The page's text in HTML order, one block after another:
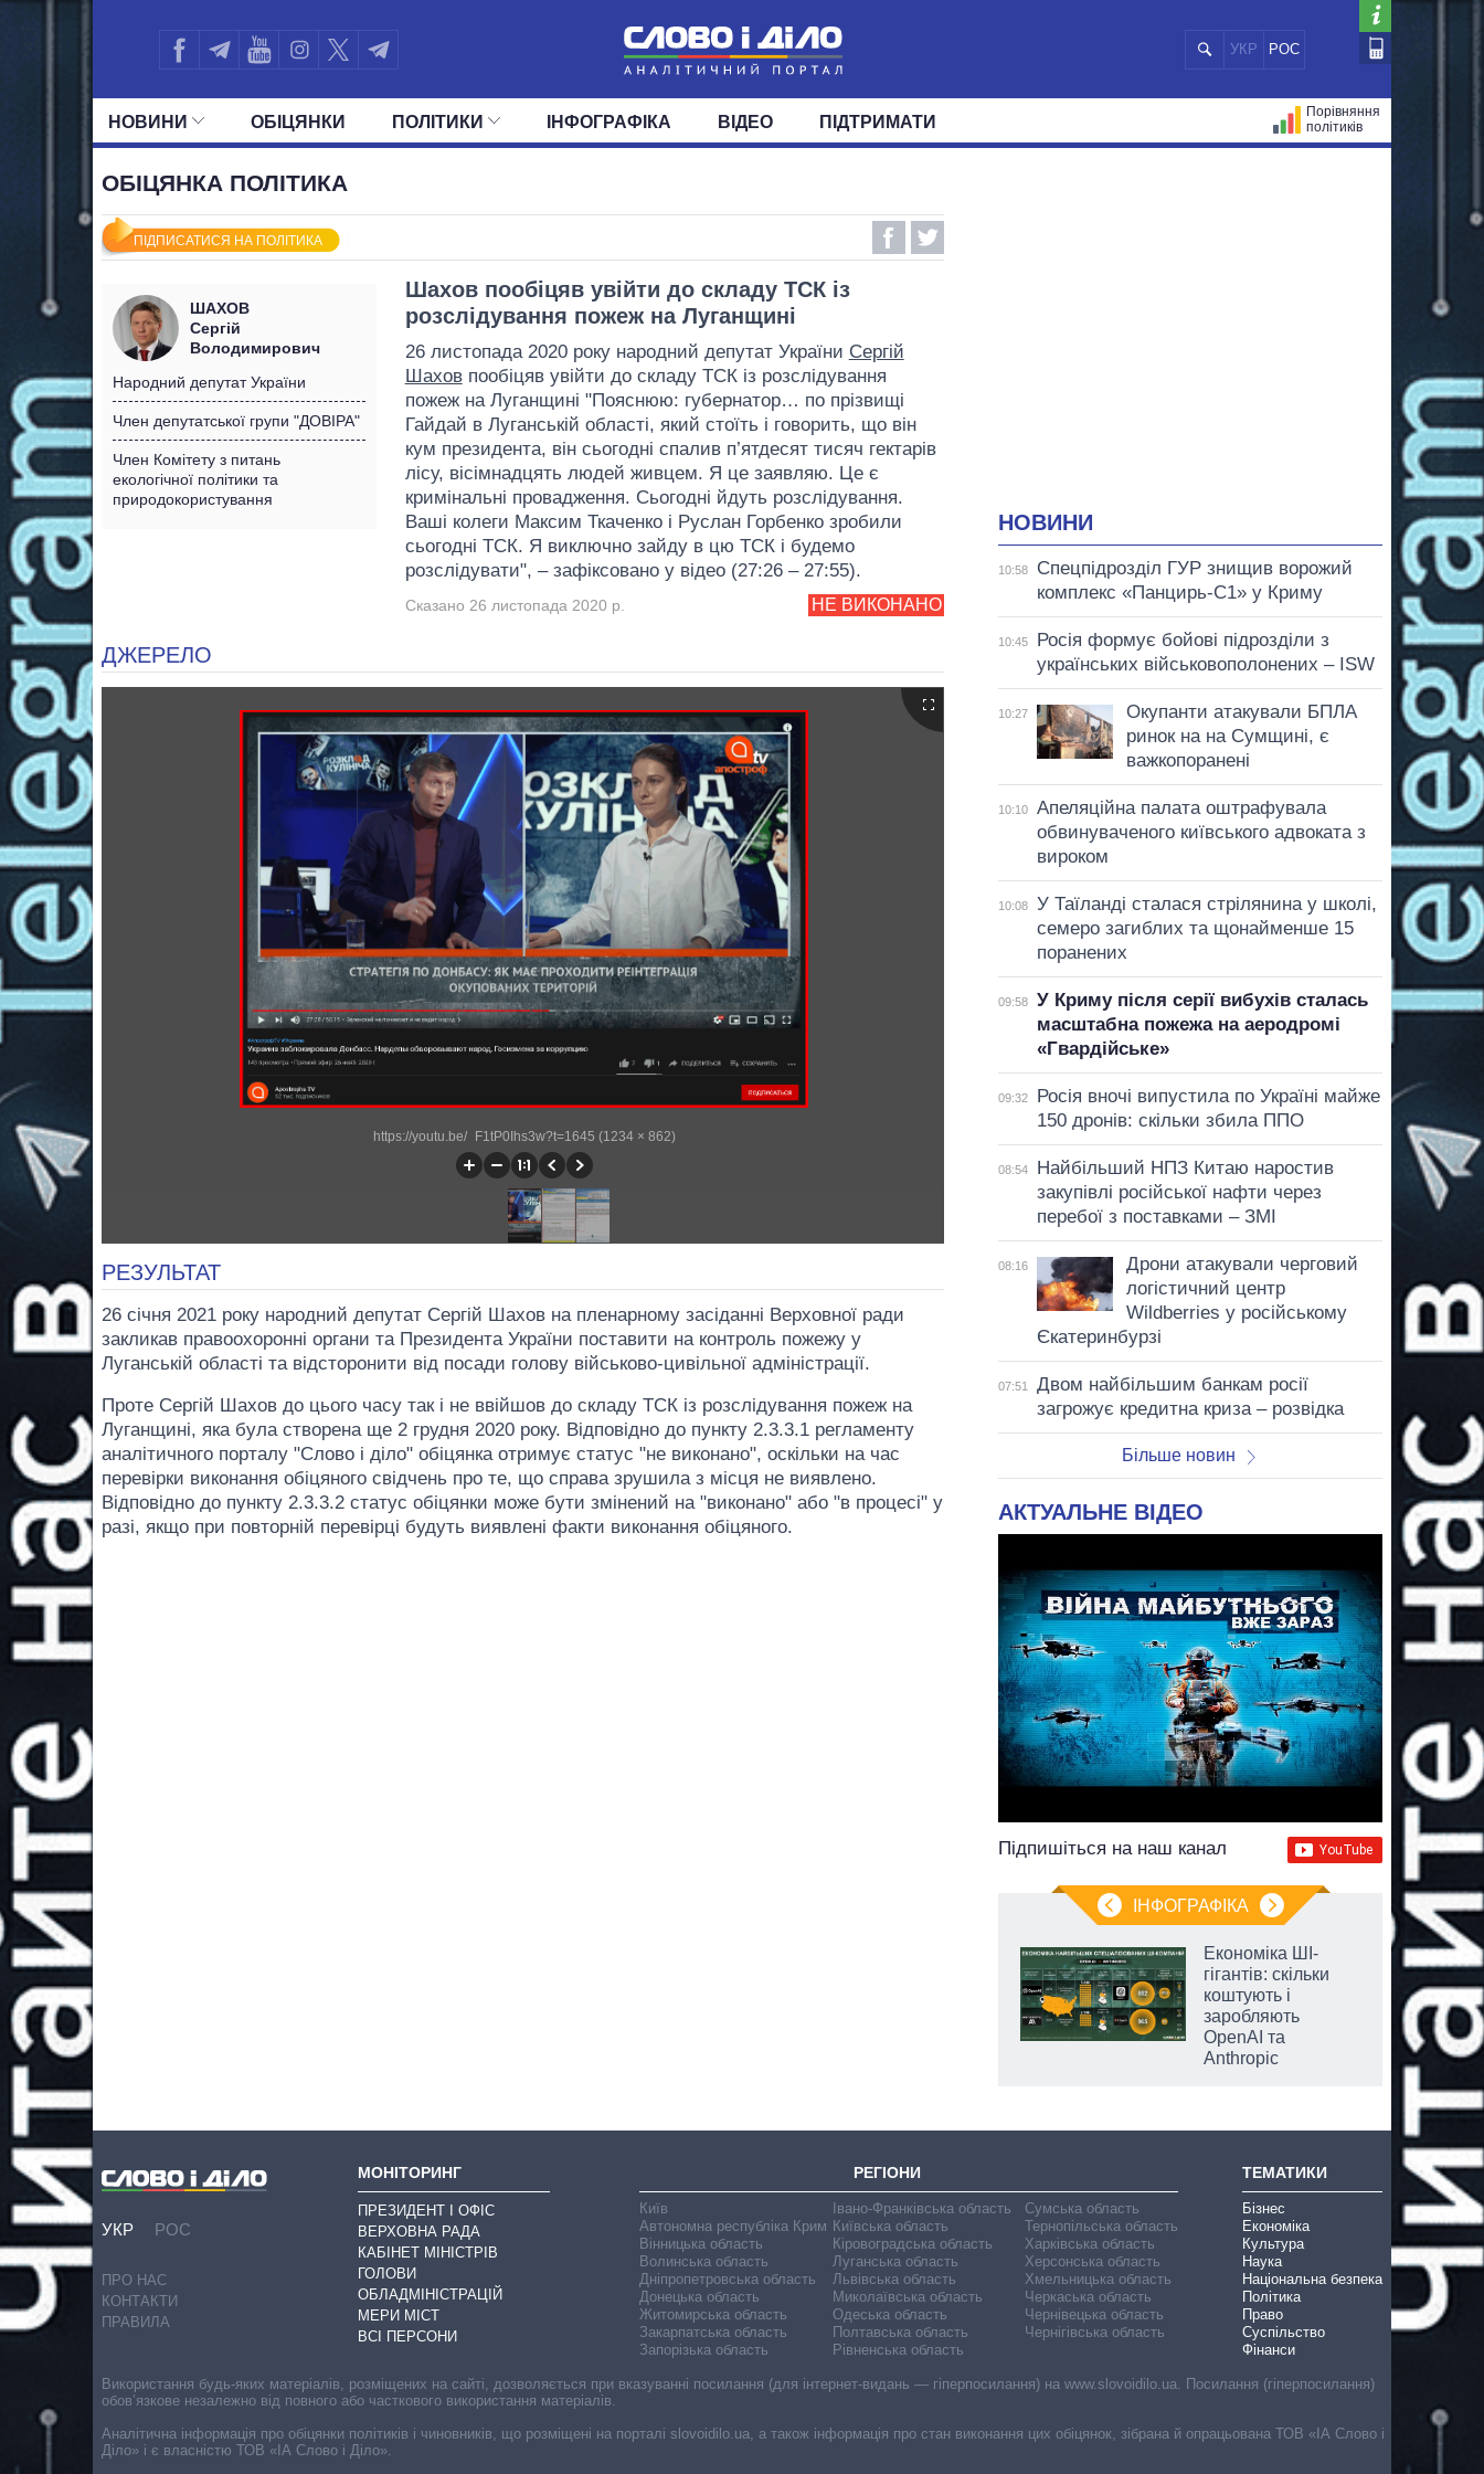
УКР РОС
НОВИНИ
СВІТ
ОБIЦЯНКИ ПОЛIТИКИ
ОКРУГИ
ІНФОГРАФІКА ВІДЕО ПІДТРИМАТИ
Порівняння
політиків
ОБІЦЯНКА ПОЛІТИКА
ПІДПИСАТИСЯ НА ПОЛІТИКА
ШАХОВ
Сергій
Володимирович
Народний депутат України
Член депутатської групи "ДОВІРА"
Член Комітету з питань
екологічної політики та
природокористування
Шахов пообіцяв увійти до складу ТСК із
розслідування пожеж на Луганщині
26 листопада 2020 року народний депутат України Сергій
Шаховпообіцяв увійти до складу ТСК із розслідування
пожеж на Луганщині "Пояснюю: губернатор… по прізвищі
Гайдай в Луганській області, який стоїть і говорить, що він
кум президента, він сьогодні спалив п’ятдесят тисяч гектарів
лісу, вісімнадцять людей живцем. Я це заявляю. Це є
кримінальні провадження. Сьогодні йдуть розслідування.
Ваші колеги Максим Ткаченко і Руслан Горбенко зробили
сьогодні ТСК. Я виключно зайду в цю ТСК і будемо
розслідувати", – зафіксовано у відео (27:26 – 27:55).
НЕ ВИКОНАНО
Сказано 26 листопада 2020 р.
ДЖЕРЕЛО
https://youtu.be/_F1tP0Ihs3w?t=1645 (1234 × 862)
РЕЗУЛЬТАТ
26 січня 2021 року народний депутат Сергій Шахов на пленарному засіданні Верховної ради
закликав правоохоронні органи та Президента України поставити на контроль пожежу у
Луганській області та відсторонити від посади голову військово-цивільної адміністрації.
Проте Сергій Шахов до цього часу так і не ввійшов до складу ТСК із розслідування пожеж на
Луганщині, яка була створена ще 2 грудня 2020 року. Відповідно до пункту 2.3.3.1 регламенту
аналітичного порталу "Слово і діло" обіцянка отримує статус "не виконано", оскільки на час
перевірки виконання обіцяного свідчень про те, що справа зрушила з місця не виявлено.
Відповідно до пункту 2.3.3.2 статус обіцянки може бути змінений на "виконано" або "в процесі" у
разі, якщо при повторній перевірці будуть виявлені факти виконання обіцяного.
НОВИНИ
10:58
Спецпідрозділ ГУР знищив ворожий
комплекс «Панцирь-С1» у Криму
10:45
Росія формує бойові підрозділи з
українських військовополонених – ISW
10:27
Окупанти атакували БПЛА
ринок на на Сумщині, є
важкопоранені
10:10
Апеляційна палата оштрафувала
обвинуваченого київського адвоката з
вироком
10:08
У Таїланді сталася стрілянина у школі,
семеро загиблих та щонайменше 15
поранених
09:58
У Криму після серії вибухів сталась
масштабна пожежа на аеродромі
«Гвардійське»
09:32
Росія вночі випустила по Україні майже
150 дронів: скільки збила ППО
08:54
Найбільший НПЗ Китаю наростив
закупівлі російської нафти через
перебої з поставками – ЗМІ
08:16
Дрони атакували черговий
логістичний центр
Wildberries у російському
Єкатеринбурзі
07:51
Двом найбільшим банкам росії
загрожує кредитна криза – розвідка
Більше новин
АКТУАЛЬНЕ ВІДЕО
Підпишіться на наш канал
ІНФОГРАФІКА
Економіка ШІ-
гігантів: скільки
коштують і
заробляють
OpenAI та
Anthropic
УКР РОС
ПРО НАС
КОНТАКТИ
ПРАВИЛА
МОНІТОРИНГ
ПРЕЗИДЕНТ І ОФІС
ВЕРХОВНА РАДА
КАБІНЕТ МІНІСТРІВ
ГОЛОВИ
ОБЛАДМІНІСТРАЦІЙ
МЕРИ МІСТ
ВСІ ПЕРСОНИ
РЕГІОНИ
Київ
Автономна республіка Крим
Вінницька область
Волинська область
Дніпропетровська область
Донецька область
Житомирська область
Закарпатська область
Запорізька область
Івано-Франківська область
Київська область
Кіровоградська область
Луганська область
Львівська область
Миколаївська область
Одеська область
Полтавська область
Рівненська область
Сумська область
Тернопільська область
Харківська область
Херсонська область
Хмельницька область
Черкаська область
Чернівецька область
Чернігівська область
ТЕМАТИКИ
Бізнес
Економіка
Культура
Наука
Національна безпека
Політика
Право
Суспільство
Фінанси
Використання будь-яких матеріалів, розміщених на сайті, дозволяється при вказуванні посилання (для інтернет-видань — гіперпосилання) на www.slovoidilo.ua. Посилання (гіперпосилання)
обов’язкове незалежно від повного або часткового використання матеріалів.
Аналітична інформація про обіцянки політиків і чиновників, що розміщені на порталі slovoidilo.ua, а також інформація про стан виконання цих обіцянок, зібрана й опрацьована ТОВ «ІА Слово і
Діло» і є власністю ТОВ «ІА Слово і Діло».